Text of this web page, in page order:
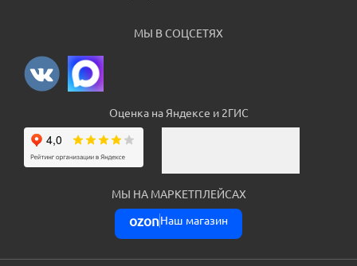
МЫ В СОЦСЕТЯХ
Оценка на Яндексе и 2ГИС
МЫ НА МАРКЕТПЛЕЙСАХ
ozonНаш магазин